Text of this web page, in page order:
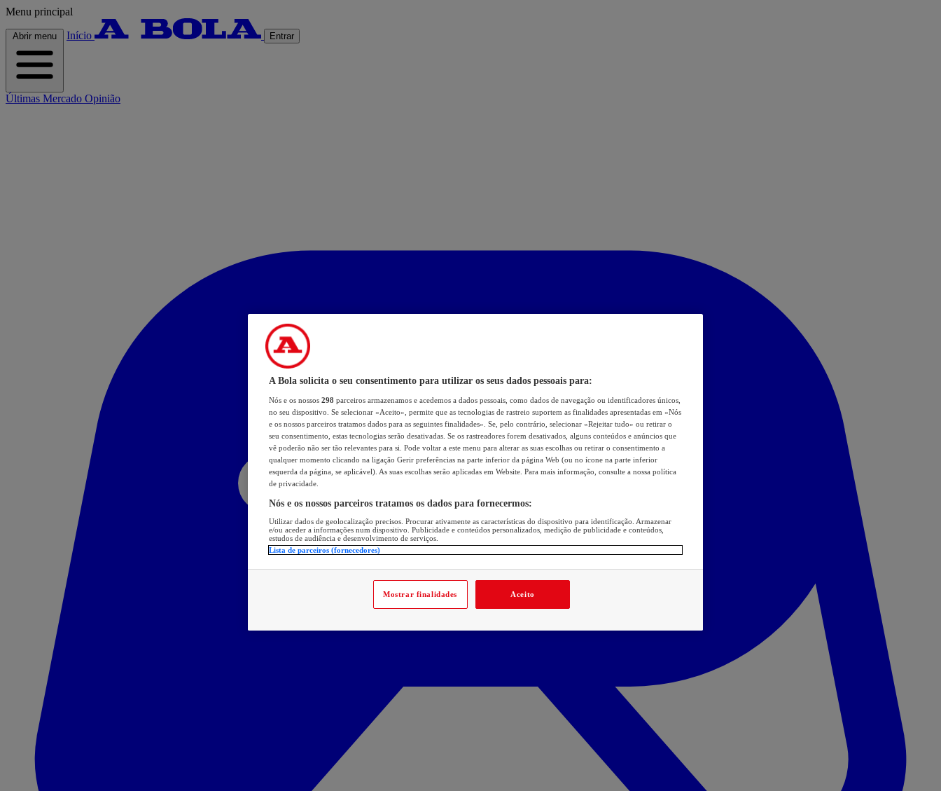
Menu principal
Abrir menu Início Entrar
Últimas Mercado Opinião
A Bola solicita o seu consentimento para utilizar os seus dados pessoais para:
Nós e os nossos 298 parceiros armazenamos e acedemos a dados pessoais, como dados de navegação ou identificadores únicos,
no seu dispositivo. Se selecionar «Aceito», permite que as tecnologias de rastreio suportem as finalidades apresentadas em «Nós
e os nossos parceiros tratamos dados para as seguintes finalidades». Se, pelo contrário, selecionar «Rejeitar tudo» ou retirar o
seu consentimento, estas tecnologias serão desativadas. Se os rastreadores forem desativados, alguns conteúdos e anúncios que
vê poderão não ser tão relevantes para si. Pode voltar a este menu para alterar as suas escolhas ou retirar o consentimento a
qualquer momento clicando na ligação Gerir preferências na parte inferior da página Web (ou no ícone na parte inferior
esquerda da página, se aplicável). As suas escolhas serão aplicadas em Website. Para mais informação, consulte a nossa política
de privacidade.
Nós e os nossos parceiros tratamos os dados para fornecermos:
Utilizar dados de geolocalização precisos. Procurar ativamente as características do dispositivo para identificação. Armazenar
e/ou aceder a informações num dispositivo. Publicidade e conteúdos personalizados, medição de publicidade e conteúdos,
estudos de audiência e desenvolvimento de serviços.
Lista de parceiros (fornecedores)
Mostrar finalidades Aceito